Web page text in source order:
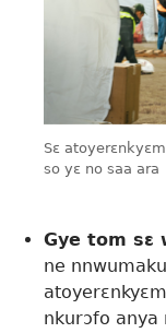
Sɛ
so yɛ no saa ara
Gye tom sɛ
ne
nkurɔfo anya